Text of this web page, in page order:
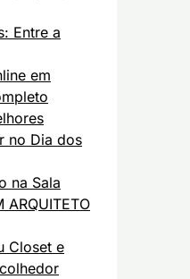
Entre a
em
no Dia dos
na Sala
ARQUITETO
Closet e